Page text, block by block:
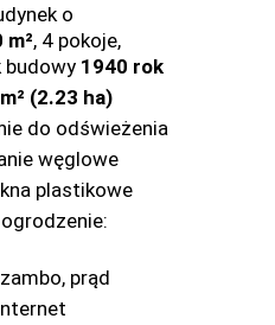
o
m², 4 pokoje,
budowy 1940 rok
(2.23 ha)
do odświeżenia
węglowe
plastikowe
prąd